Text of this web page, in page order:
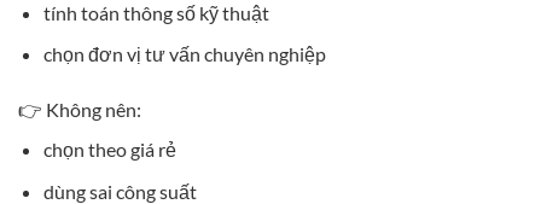
tính toán thông số kỹ thuật
chọn đơn vị tư vấn chuyên nghiệp
👉 Không nên:
chọn theo giá rẻ
dùng sai công suất